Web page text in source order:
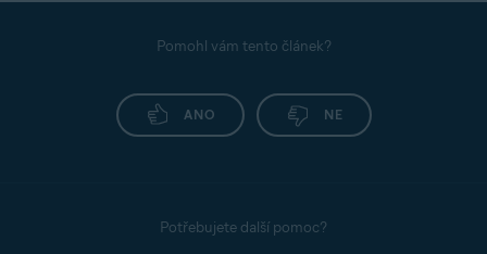
Pomohl vám tento článek?
ANO NE
Potřebujete další pomoc?